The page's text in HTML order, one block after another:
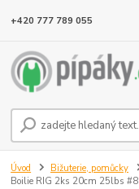
+420 777 789 055
Úvod Bižuterie, pomůcky
Boilie RIG 2ks 20cm 25lbs #8